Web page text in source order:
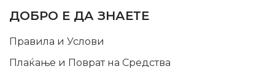
ДОБРО Е ДА ЗНАЕТЕ
Правила и Услови
Плаќање и Поврат на Средства